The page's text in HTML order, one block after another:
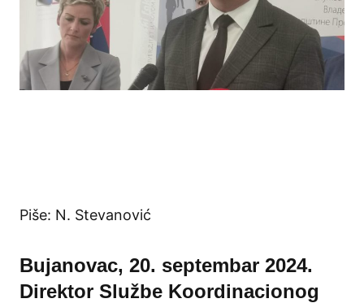
Piše: N. Stevanović
Bujanovac, 20. septembar 2024.
Direktor Službe Koordinacionog